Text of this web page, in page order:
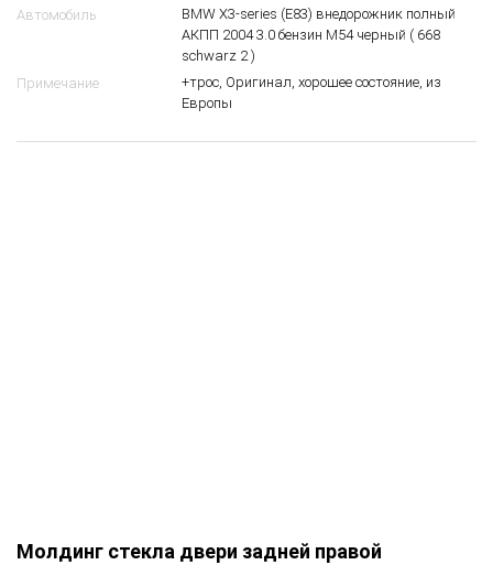
Автомобиль
BMW X3-series (E83) внедорожник полный
АКПП 2004 3.0 бензин M54 черный ( 668
schwarz 2 )
Примечание
+трос, Оригинал, хорошее состояние, из
Европы
Молдинг стекла двери задней правой